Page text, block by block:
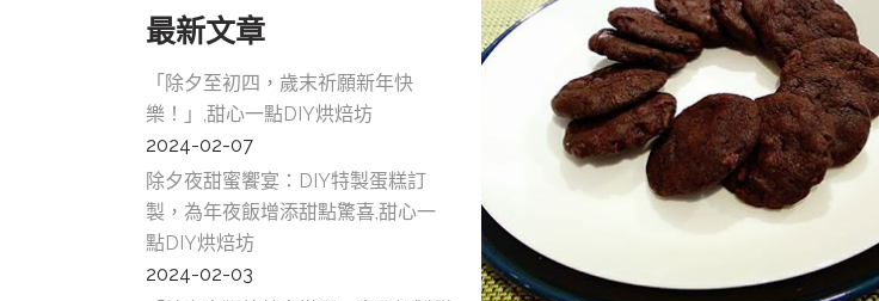
最新文章
「除夕至初四，歲末祈願新年快
樂！」,甜心一點DIY烘焙坊
2024-02-07
除夕夜甜蜜饗宴：DIY特製蛋糕訂
製，為年夜飯增添甜點驚喜,甜心一
點DIY烘焙坊
2024-02-03